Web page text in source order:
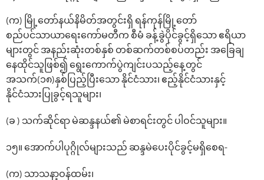
(က) မြို့တော်နယ်နိမိတ်အတွင်းရှိ ရန်ကုန်မြို့တော်
စည်ပင်သာယာရေးကော်မတီက စီမံ ခန့်ခွဲပိုင်ခွင့်ရှိသော ဧရိယာ
များတွင် အနည်းဆုံးတစ်နှစ် တစ်ဆက်တစ်စပ်တည်း အခြေချ
နေထိုင်သူဖြစ်၍ ရွေးကောက်ပွဲကျင်းပသည့်နေ့တွင်
အသက်(၁၈)နှစ်ပြည့်ပြီးသော နိုင်ငံသား၊ ဧည့်နိုင်ငံသားနှင့်
နိုင်ငံသားပြုခွင့်ရသူများ၊
(ခ ) သက်ဆိုင်ရာ မဲဆန္ဒနယ်၏ မဲစာရင်းတွင် ပါဝင်သူများ။
၁၅။ ‌အောက်ပါပုဂ္ဂိုလ်များသည် ဆန္ဒမဲ‌ပေးပိုင်ခွင့်မရှိ‌စေရ-
(က) သာသနာ့ဝန်ထမ်း၊